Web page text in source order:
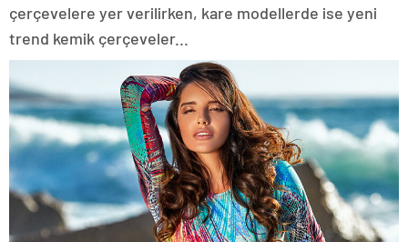
çerçevelere yer verilirken, kare modellerde ise yeni
trend kemik çerçeveler...